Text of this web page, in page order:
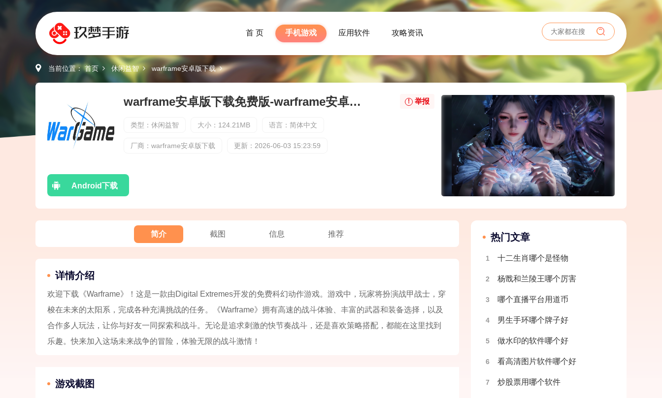
首 页 手机游戏 应用软件 攻略资讯
当前位置：首页 休闲益智 warframe安卓版下载
warframe安卓版下载免费版-warframe安卓版下载最新版下载
类型：休闲益智 大小：124.21MB 语言：简体中文
厂商：warframe安卓版下载 更新：2026-06-03 15:23:59
Android下载
举报
简介 截图 信息 推荐
详情介绍
欢迎下载《Warframe》！这是一款由Digital Extremes开发的免费科幻动作游戏。游戏中，玩家将扮演战甲战士，穿
梭在未来的太阳系，完成各种充满挑战的任务。《Warframe》拥有高速的战斗体验、丰富的武器和装备选择，以及
合作多人玩法，让你与好友一同探索和战斗。无论是追求刺激的快节奏战斗，还是喜欢策略搭配，都能在这里找到
乐趣。快来加入这场未来战争的冒险，体验无限的战斗激情！
游戏截图
热门文章
1 十二生肖哪个是怪物
2 杨戬和兰陵王哪个厉害
3 哪个直播平台用道币
4 男生手环哪个牌子好
5 做水印的软件哪个好
6 看高清图片软件哪个好
7 炒股票用哪个软件